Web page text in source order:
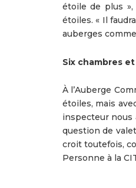
étoile de plus
étoiles. « Il
auberges
Six chambres
À l’Auberge
étoiles, mais
inspecteur nous
question de
croit toutefois,
Personne à la